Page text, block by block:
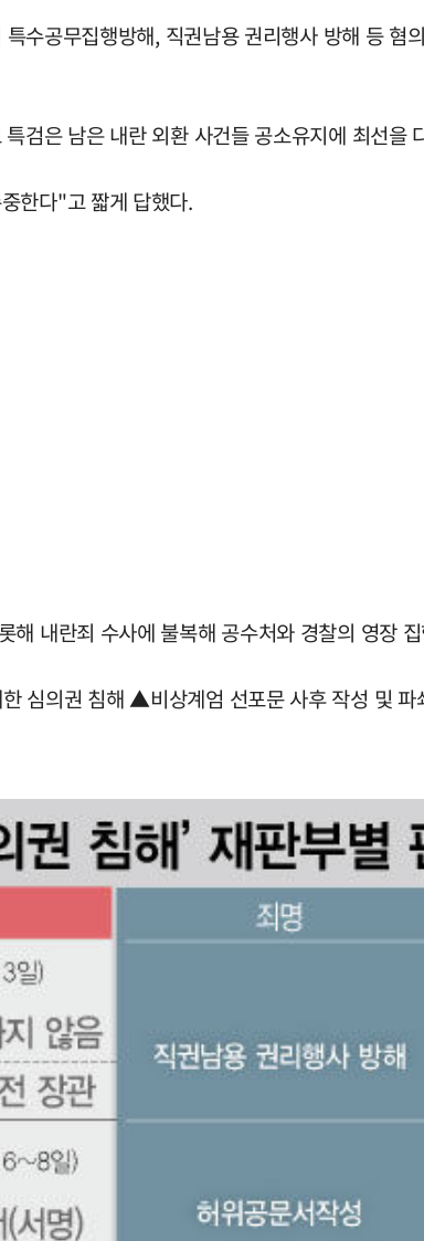
수공무집행방해, 직권남용 권리행사 방해 등 혐
검은 남은 내란 외환 사건들 공소유지에 최선을
한다"고 짧게 답했다.
내란죄 수사에 불복해 공수처와 경찰의 영장
심의권 침해 ▲비상계엄 선포문 사후 작성 및